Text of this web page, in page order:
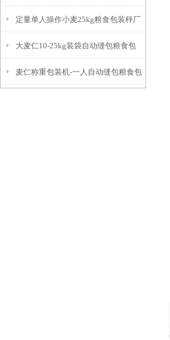
打包机简介
定量单人操作小麦25kg粮食包装秤厂
家
大麦仁10-25kg装袋自动缝包粮食包
装秤参数
麦仁称重包装机-一人自动缝包粮食包